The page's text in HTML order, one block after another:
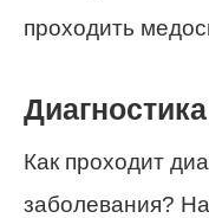
проходить
Как проходит
заболевания?